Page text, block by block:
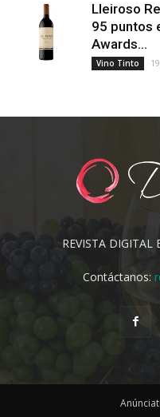
Lleiroso
95 puntos
Awards...
Vino Tinto
REVISTA DIGITAL
Contáctanos: